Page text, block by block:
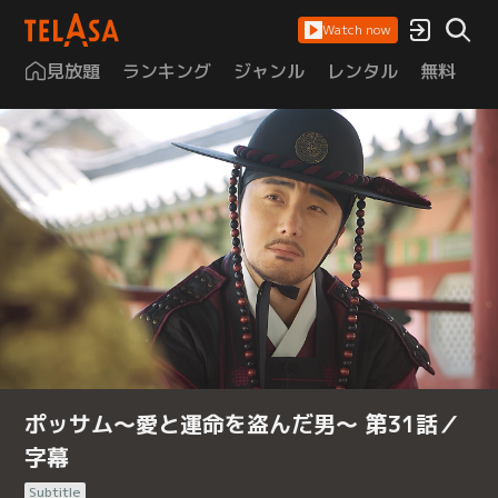
Watch now
見放題 ランキング ジャンル レンタル 無料
ポッサム～愛と運命を盗んだ男～ 第31話／
字幕
Subtitle